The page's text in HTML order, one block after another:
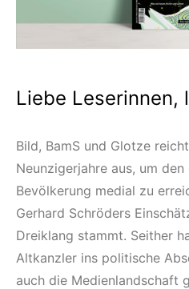
Liebe Leserinnen,
Bild, BamS und Glotze
Neunzigerjahre aus, um
Bevölkerung medial zu
Gerhard Schröders
Dreiklang stammt. Seither
Altkanzler ins politische
auch die Medienlandschaft